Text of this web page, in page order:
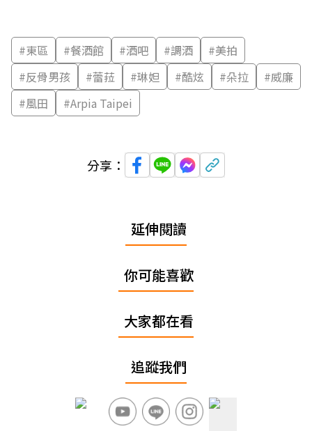
#東區 #餐酒館 #酒吧 #調酒 #美拍
#反骨男孩 #蕾菈 #琳妲 #酷炫 #朵拉 #威廉
#風田 #Arpia Taipei
分享：
延伸閱讀
你可能喜歡
大家都在看
追蹤我們